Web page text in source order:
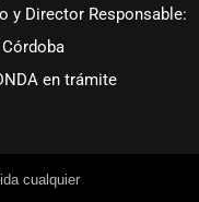
y Director Responsable:
en trámite
cualquier